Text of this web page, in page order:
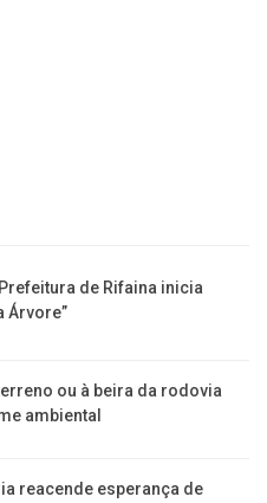
de Rifaina inicia
Árvore”
ou à beira da rodovia
ambiental
reacende esperança de